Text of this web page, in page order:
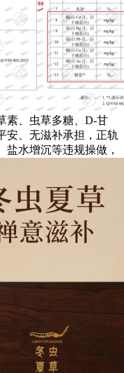
素、虫草多糖、D-甘
安、无滋补承担，正轨
水增沉等违规操做，